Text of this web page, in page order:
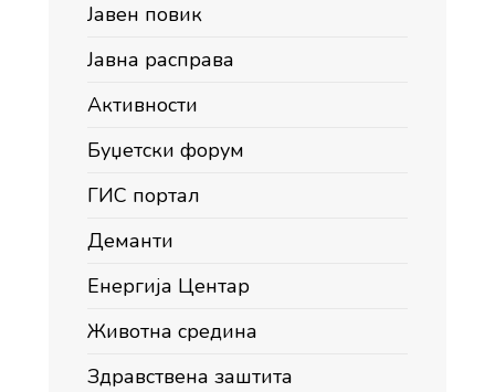
Јавен повик
Јавна расправа
Активности
Буџетски форум
ГИС портал
Деманти
Енергија Центар
Животна средина
Здравствена заштита